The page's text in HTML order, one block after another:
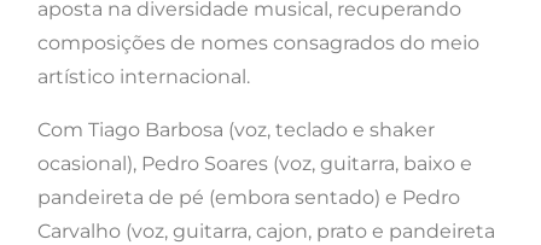
aposta na diversidade musical, recuperando
composições de nomes consagrados do meio
artístico internacional.
Com Tiago Barbosa (voz, teclado e shaker
ocasional), Pedro Soares (voz, guitarra, baixo e
pandeireta de pé (embora sentado) e Pedro
Carvalho (voz, guitarra, cajon, prato e pandeireta